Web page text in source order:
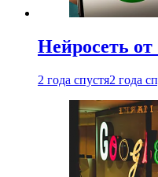
Нейросеть от
2 года спустя2 года